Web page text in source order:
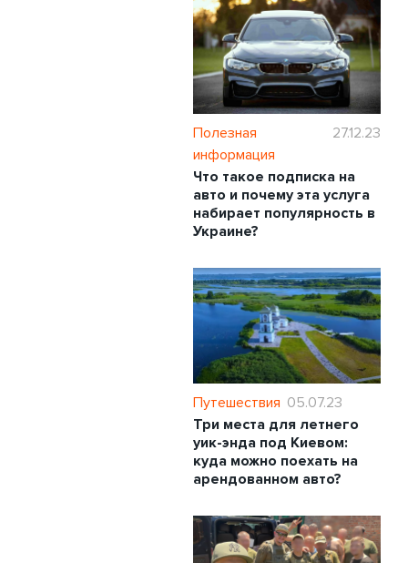
Полезная
информация
27.12.23
Что такое подписка на
авто и почему эта услуга
набирает популярность в
Украине?
Путешествия 05.07.23
Три места для летнего
уик-энда под Киевом:
куда можно поехать на
арендованном авто?